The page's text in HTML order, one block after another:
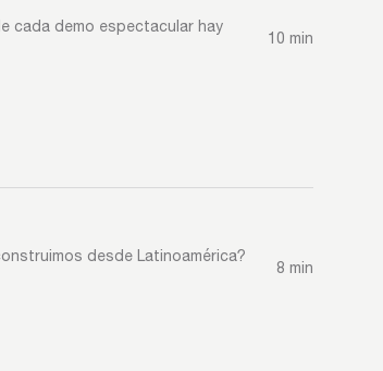
cada demo espectacular hay
10 min
desde Latinoamérica?
8 min